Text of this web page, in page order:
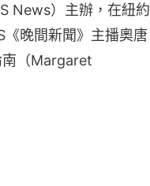
News）主辦，在紐約
晚間新聞》主播奧唐
（Margaret